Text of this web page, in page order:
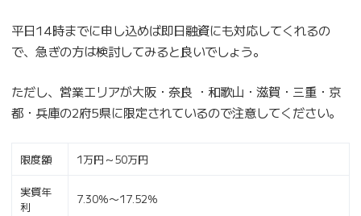
平日14時までに申し込めば即日融資にも対応してくれるの
で、急ぎの方は検討してみると良いでしょう。
ただし、営業エリアが大阪・奈良 ・和歌山・滋賀・三重・京
都・兵庫の2府5県に限定されているので注意してください。
限度額 1万円～50万円
実質年
利
7.30％〜17.52％